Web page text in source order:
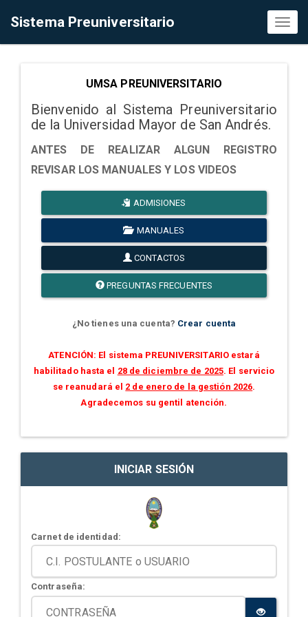
Sistema Preuniversitario
UMSA PREUNIVERSITARIO
Bienvenido al Sistema Preuniversitario
de la Universidad Mayor de San Andrés.
ANTES DE REALIZAR ALGUN REGISTRO
REVISAR LOS MANUALES Y LOS VIDEOS
ADMISIONES
MANUALES
CONTACTOS
PREGUNTAS FRECUENTES
¿No tienes una cuenta? Crear cuenta
ATENCIÓN: El sistema PREUNIVERSITARIO estará
habilitado hasta el 28 de diciembre de 2025. El servicio
se reanudará el 2 de enero de la gestión 2026.
Agradecemos su gentil atención.
INICIAR SESIÓN
Carnet de identidad:
Contraseña: